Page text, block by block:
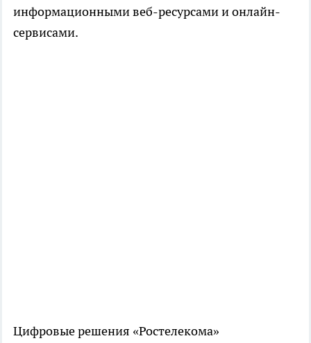
информационными веб-ресурсами и онлайн-
сервисами.
Цифровые решения «Ростелекома»